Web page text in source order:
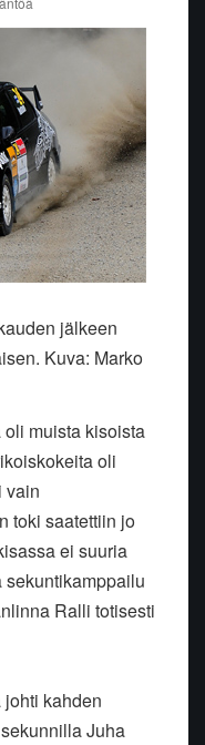
jälkeen
Kuva: Marko
muista kisoista
oli
vain
toki saatettiin jo
ei suuria
sekuntikamppailu
Ralli totisesti
kahden
Juha